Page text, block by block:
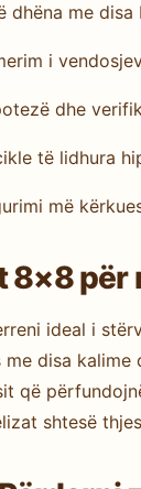
dhëna me disa
i
dhe
të lidhura
më
8×8 për
ideal i
disa
që
shtesë